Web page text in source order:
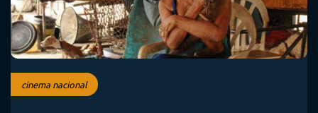
cinema nacional